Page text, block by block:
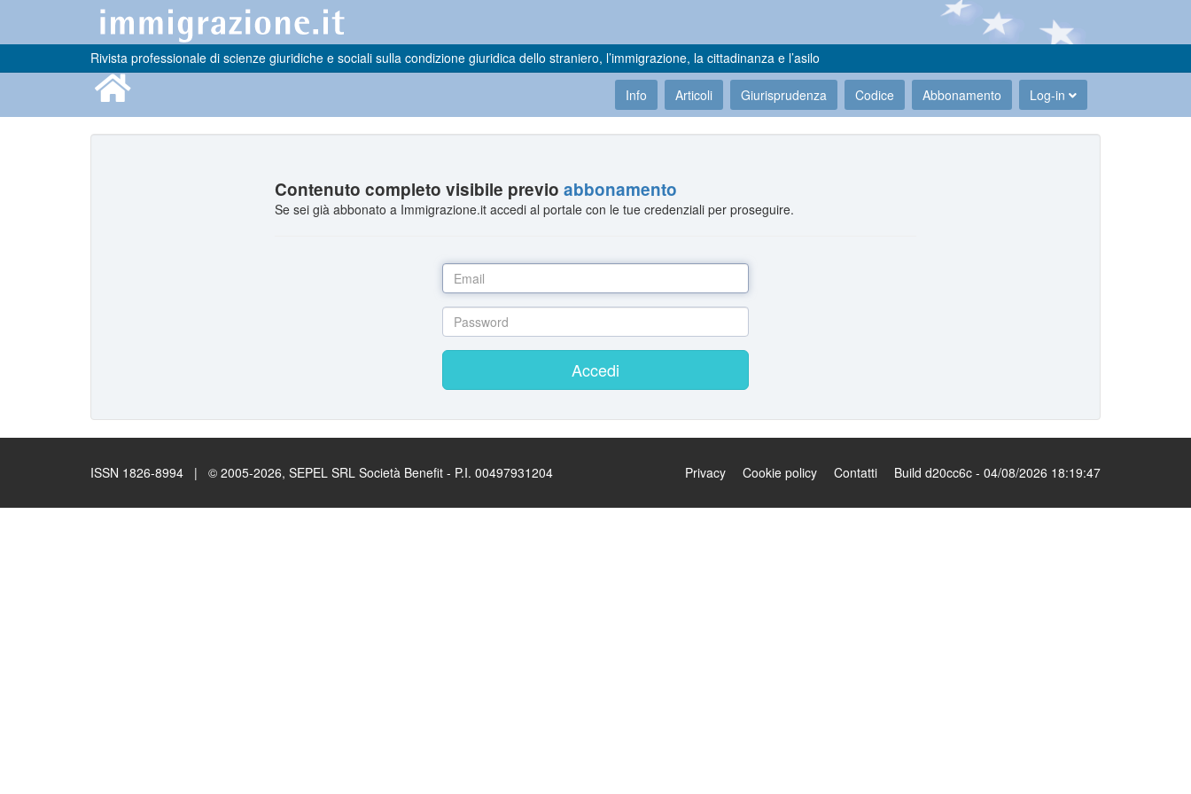
Rivista professionale di scienze giuridiche e sociali sulla condizione giuridica dello straniero, l’immigrazione, la cittadinanza e l’asilo
Info Articoli Giurisprudenza Codice Abbonamento Log-in
Contenuto completo visibile previoabbonamento
Se sei già abbonato a Immigrazione.it accedi al portale con le tue credenziali per proseguire.
Accedi
ISSN 1826-8994 | © 2005-2026, SEPEL SRL Società Benefit - P.I. 00497931204 Privacy Cookie policy Contatti Build d20cc6c - 04/08/2026 18:19:47